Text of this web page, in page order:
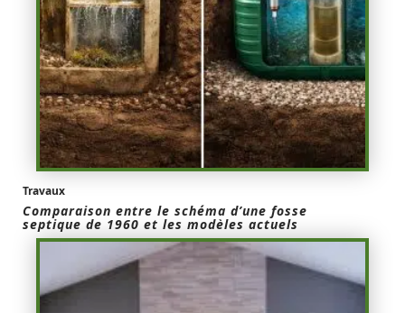
Travaux
Comparaison entre le schéma d’une fosse
septique de 1960 et les modèles actuels